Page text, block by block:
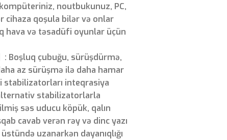
noutbukunuz, PC,
cihaza qoşula bilər və onlar
hava və təsadüfi oyunlar üçün
: Boşluq çubuğu, sürüşdürmə,
az sürüşmə ilə daha hamar
stabilizatorları inteqrasiya
stabilizatorlarla
səs uducu köpük, qalın
cavab verən rəy və dinc yazı
uzanarkən dayanıqlığı